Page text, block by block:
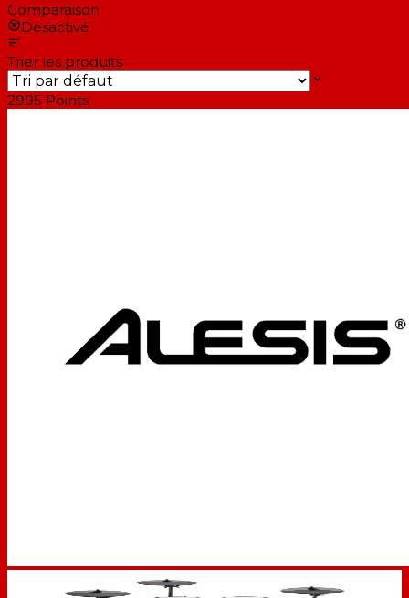
Comparaison
Désactivé
Trier les produits
2995 Points